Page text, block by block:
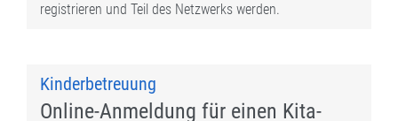
registrieren und Teil des Netzwerks werden.
Kinderbetreuung
Online-Anmeldung für einen Kita-